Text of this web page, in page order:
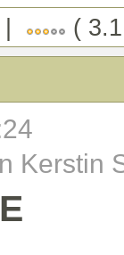
(
Kerstin